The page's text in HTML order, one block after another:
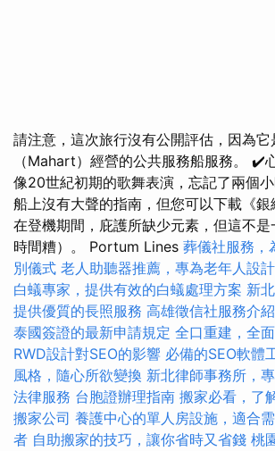
請注意，這次旅行沒有公開評估，因為它
（Mahart）經營的公共服務船服務。 ✔️
像20世紀初期的歌舞表演，忘記了兩個
船上沒有大聲的​​指南，但您可以下載《銀
在登機期間，庇護所缺少元素，但這不
時間糟）。 Portum Lines 葬儀社服務，
別儀式 老人助聽器推薦，專為老年人設
白蟻專家，提供有效的白蟻處理方案 新
提供優質的長照服務 高雄徵信社服務介
泰國簽證的最新申請規定 全口重建，全
RWD設計對SEO的影響 必備的SEO軟體
風格，隨心所欲變換 新北律師事務所，
法律服務 台胞證辦理指南 搬家必看，了
搬家公司 養護中心的單人房設施，適合
者 自助搬家的技巧，讓你省時又省錢 桃